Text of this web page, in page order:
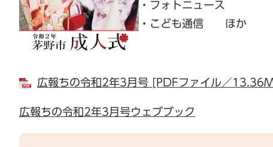
・フォトニュース
・こども通信 ほか
広報ちの令和2年3月号 [PDFファイル／
広報ちの令和2年3月号ウェブブック